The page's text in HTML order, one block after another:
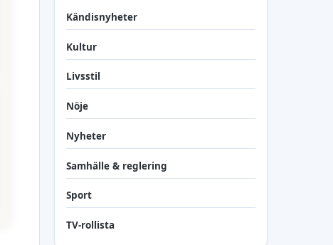
Kändisnyheter
Kultur
Livsstil
Nöje
Nyheter
Samhälle & reglering
Sport
TV-rollista